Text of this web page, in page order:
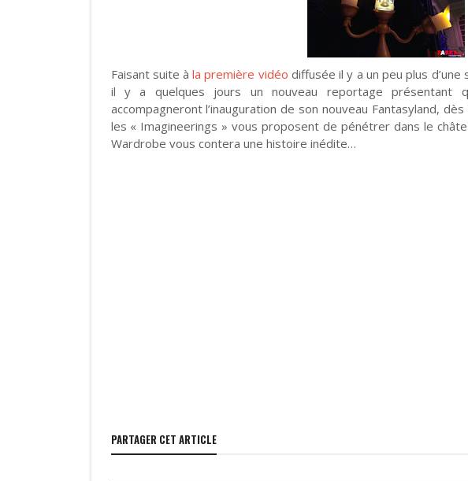
Faisant suite àla première vidéo diffusée il y a un peu plus
il y a quelques jours un nouveau reportage présentant
accompagneront l’inauguration de son nouveau Fantasyland,
les « Imagineerings » vous proposent de pénétrer dans le
Wardrobe vous contera une histoire inédite…
PARTAGER CET ARTICLE